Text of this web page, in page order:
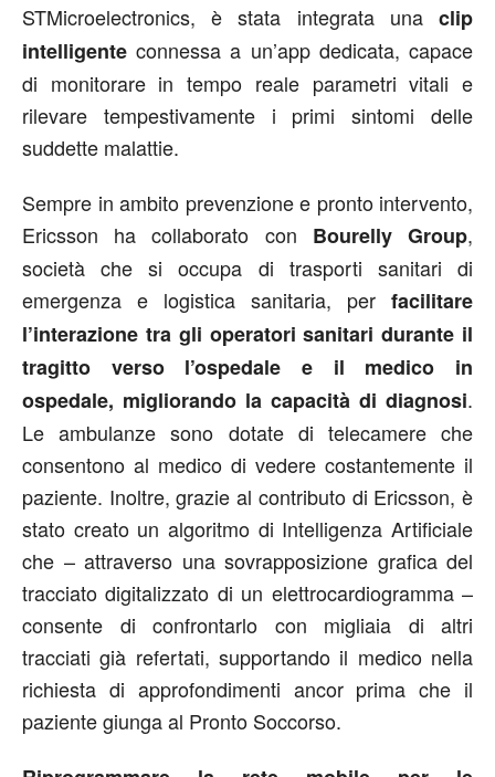
STMicroelectronics, è stata integrata una clip
intelligente connessa a un’app dedicata, capace
di monitorare in tempo reale parametri vitali e
rilevare tempestivamente i primi sintomi delle
suddette malattie.
Sempre in ambito prevenzione e pronto intervento,
Ericsson ha collaborato con Bourelly Group,
società che si occupa di trasporti sanitari di
emergenza e logistica sanitaria, per facilitare
l’interazione tra gli operatori sanitari durante il
tragitto verso l’ospedale e il medico in
ospedale, migliorando la capacità di diagnosi.
Le ambulanze sono dotate di telecamere che
consentono al medico di vedere costantemente il
paziente. Inoltre, grazie al contributo di Ericsson, è
stato creato un algoritmo di Intelligenza Artificiale
che – attraverso una sovrapposizione grafica del
tracciato digitalizzato di un elettrocardiogramma –
consente di confrontarlo con migliaia di altri
tracciati già refertati, supportando il medico nella
richiesta di approfondimenti ancor prima che il
paziente giunga al Pronto Soccorso.